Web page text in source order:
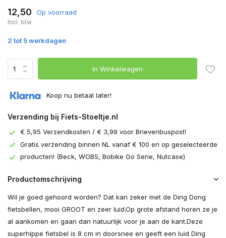
12,50 Op voorraad
Incl. btw
2 tot 5 werkdagen
In Winkelwagen
Koop nu betaal later!
Verzending bij Fiets-Stoeltje.nl
€ 5,95 Verzendkosten / € 3,99 voor Brievenbuspost!
Gratis verzending binnen NL vanaf € 100 en op geselecteerde
producten! (Beck, WOBS, Bobike Go Serie, Nutcase)
Productomschrijving
Wil je goed gehoord worden? Dat kan zeker met de Ding Dong
fietsbellen, mooi GROOT en zeer luid.Op grote afstand horen ze je
al aankomen en gaan dan natuurlijk voor je aan de kant.Deze
superhippe fietsbel is 8 cm in doorsnee en geeft een luid Ding